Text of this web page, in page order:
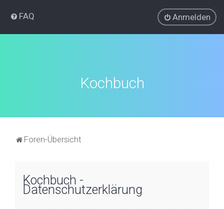
FAQ Anmelden
Kochbuch
Foren-Übersicht
Kochbuch -
Datenschutzerklärung